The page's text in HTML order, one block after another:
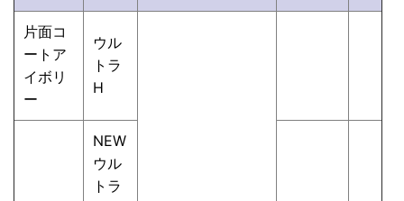
片面コ
ートア
イボリ
ー
ウル
トラ
H
NEW
ウル
トラ